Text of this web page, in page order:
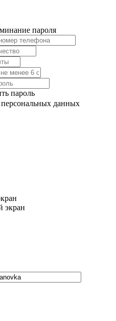
пароля
пароль
персональных данных